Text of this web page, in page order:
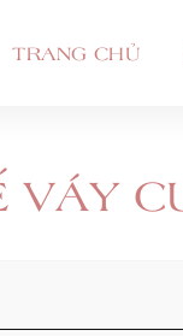
TRANG CHỦ
VÁY